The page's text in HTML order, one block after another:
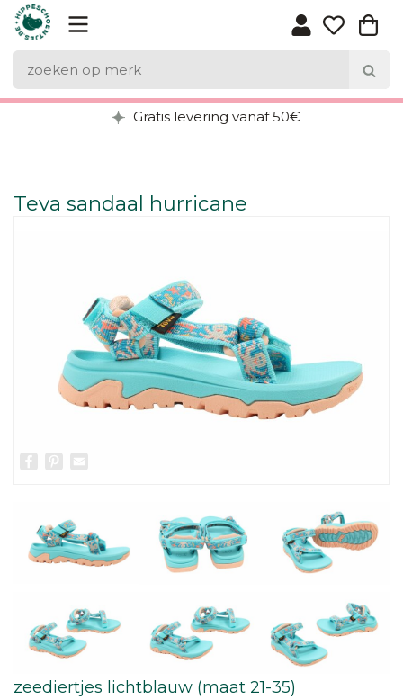
Gratis levering vanaf 50€
Teva sandaal hurricane
Facebook
Pinterest
zeediertjes lichtblauw (maat 21-35)